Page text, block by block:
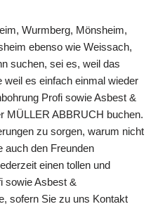
Wurmberg, Mönsheim,
ebenso wie Weissach,
suchen, sei es, weil das
es einfach einmal wieder
Profi sowie Asbest &
MÜLLER ABBRUCH buchen.
zu sorgen, warum nicht
auch den Freunden
einen tollen und
sowie Asbest &
sofern Sie zu uns Kontakt